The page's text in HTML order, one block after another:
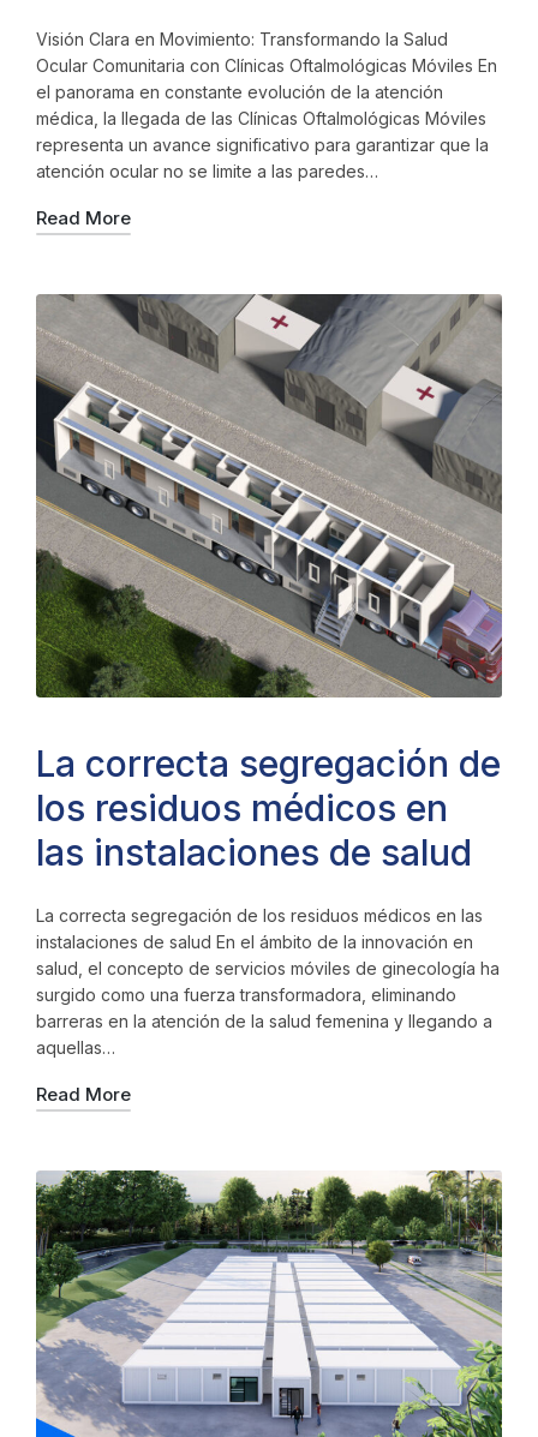
Visión Clara en Movimiento: Transformando la Salud
Ocular Comunitaria con Clínicas Oftalmológicas Móviles En
el panorama en constante evolución de la atención
médica, la llegada de las Clínicas Oftalmológicas Móviles
representa un avance significativo para garantizar que la
atención ocular no se limite a las paredes…
Read More
La correcta segregación de
los residuos médicos en
las instalaciones de salud
La correcta segregación de los residuos médicos en las
instalaciones de salud En el ámbito de la innovación en
salud, el concepto de servicios móviles de ginecología ha
surgido como una fuerza transformadora, eliminando
barreras en la atención de la salud femenina y llegando a
aquellas…
Read More